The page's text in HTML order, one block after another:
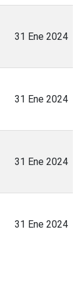
31 Ene 2024
31 Ene 2024
31 Ene 2024
31 Ene 2024